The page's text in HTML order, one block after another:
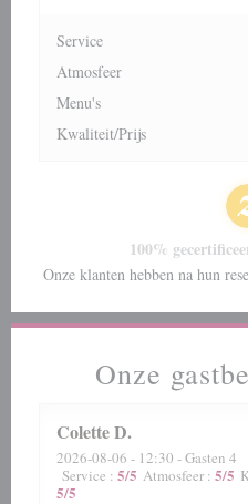
Onze
ColetteD
2026-08-06 - 12:30 - Gasten 4
Service : 5/5 Atmosfeer : 5/5
5/5
Service
Atmosfeer
Menu's
Kwaliteit/Prijs
100%
Onze klanten hebben na hun